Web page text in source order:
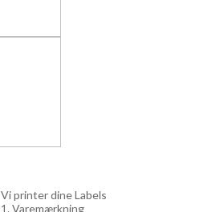
Vi printer dine Labels
1. Varemærkning